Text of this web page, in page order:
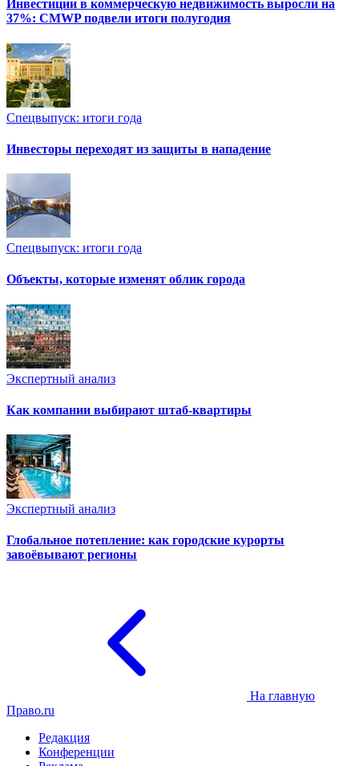
Инвестиции в коммерческую недвижимость выросли на
37%: CMWP подвели итоги полугодия
Спецвыпуск: итоги года
Инвесторы переходят из защиты в нападение
Спецвыпуск: итоги года
Объекты, которые изменят облик города
Экспертный анализ
Как компании выбирают штаб-квартиры
Экспертный анализ
Глобальное потепление: как городские курорты
завоёвывают регионы
На главную
Право.ru
Редакция
Конференции